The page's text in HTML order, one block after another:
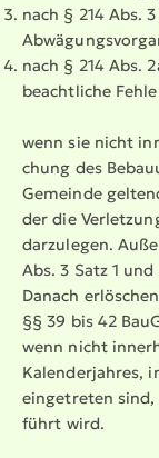
nach § 214 Abs.
nach § 214 Abs.
beachtliche
wenn sie nicht
chung des
Gemeinde
der die
darzulegen.
Abs. 3 Satz 1
Danach
§§ 39 bis 42
wenn nicht
Kalen­der­jahres,
eingetreten
führt wird.